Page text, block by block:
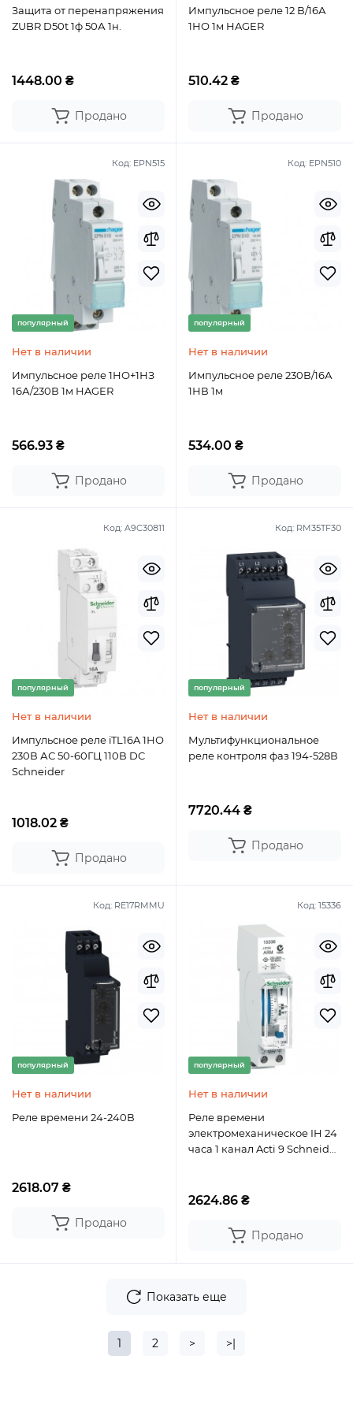
Защита от перенапряжения
ZUBR D50t 1ф 50А 1н.
1448.00 ₴
Продано
Импульсное реле 12 В/16А
1НО 1м HAGER
510.42 ₴
Продано
Код: EPN515
популярный
Нет в наличии
Импульсное реле 1НО+1НЗ
16А/230В 1м HAGER
566.93 ₴
Продано
Код: EPN510
популярный
Нет в наличии
Импульсное реле 230В/16А
1НВ 1м
534.00 ₴
Продано
Код: A9C30811
популярный
Нет в наличии
Импульсное реле iTL16A 1НО
230В АС 50-60ГЦ 110В DC
Schneider
1018.02 ₴
Продано
Код: RM35TF30
популярный
Нет в наличии
Мультифункциональное
реле контроля фаз 194-528В
7720.44 ₴
Продано
Код: RE17RMMU
популярный
Нет в наличии
Реле времени 24-240В
2618.07 ₴
Продано
Код: 15336
популярный
Нет в наличии
Реле времени
электромеханическое IH 24
часа 1 канал Acti 9 Schneider
2624.86 ₴
Продано
Показать еще
1 2 > >|